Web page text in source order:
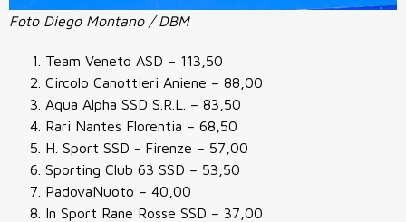
Foto Diego Montano / DBM
Team Veneto ASD – 113,50
Circolo Canottieri Aniene – 88,00
Aqua Alpha SSD S.R.L. – 83,50
Rari Nantes Florentia – 68,50
H. Sport SSD - Firenze – 57,00
Sporting Club 63 SSD – 53,50
PadovaNuoto – 40,00
In Sport Rane Rosse SSD – 37,00